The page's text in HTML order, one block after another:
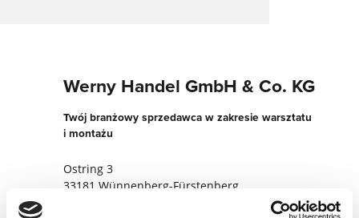
Werny Handel GmbH & Co. KG
Twój branżowy sprzedawca w zakresie warsztatu
i montażu
Ostring 3
33181 Wünnenberg-Fürstenberg